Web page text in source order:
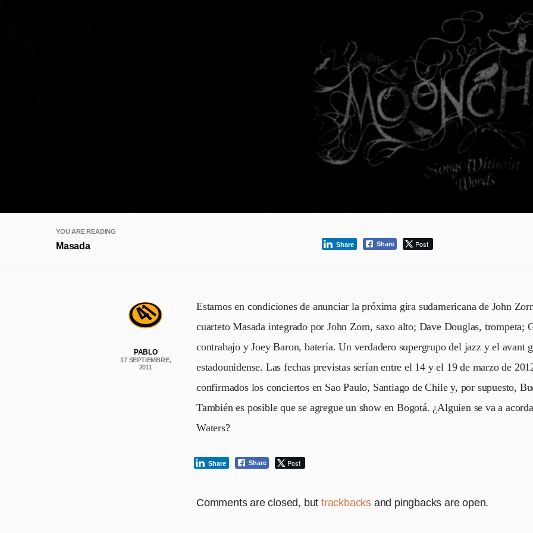
YOU ARE READING
Masada Share Post
Share
PABLO
17 SEPTIEMBRE,
2011
Estamos en condiciones de anunciar la próxima gira sudamericana de John
cuarteto Masada integrado por John Zorn, saxo alto; Dave Douglas, trompeta;
contrabajo y Joey Baron, batería. Un verdadero supergrupo del jazz y el avant
estadounidense. Las fechas previstas serían entre el 14 y el 19 de marzo de
confirmados los conciertos en Sao Paulo, Santiago de Chile y, por supuesto,
También es posible que se agregue un show en Bogotá. ¿Alguien se va a
Waters?
Share Post
Share
Comments are closed, but trackbacks and pingbacks are open.